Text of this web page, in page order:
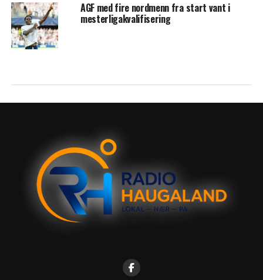
AGF med fire nordmenn fra start vant i
mesterligakvalifisering